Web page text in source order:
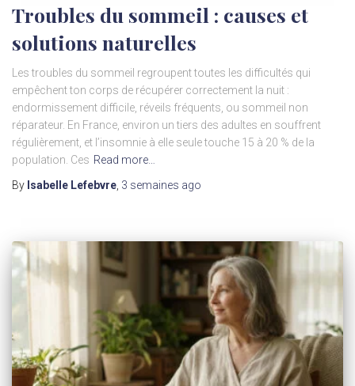
Troubles du sommeil : causes et
solutions naturelles
Les troubles du sommeil regroupent toutes les difficultés qui
empêchent ton corps de récupérer correctement la nuit :
endormissement difficile, réveils fréquents, ou sommeil non
réparateur. En France, environ un tiers des adultes en souffrent
régulièrement, et l’insomnie à elle seule touche 15 à 20 % de la
population. Ces Read more…
By Isabelle Lefebvre 3 semaines ago